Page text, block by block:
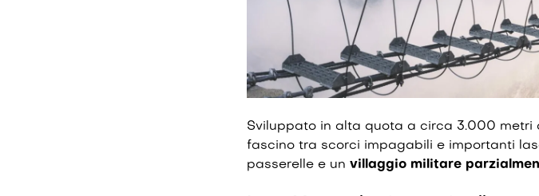
Sviluppato in alta quota a circa 3.000 metri
fascino tra scorci impagabili e importanti
passerelle e un villaggio militare